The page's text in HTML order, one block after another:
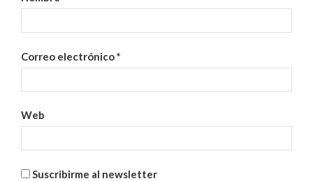
Correo electrónico*
Web
Suscribirme al newsletter